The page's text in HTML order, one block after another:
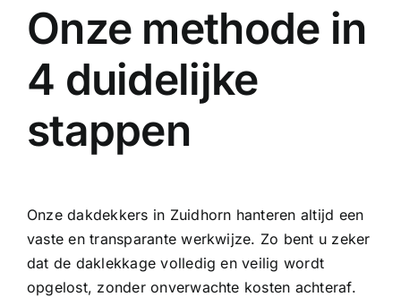
Onze methode in
4 duidelijke
stappen
Onze dakdekkers in Zuidhorn hanteren altijd een
vaste en transparante werkwijze. Zo bent u zeker
dat de daklekkage volledig en veilig wordt
opgelost, zonder onverwachte kosten achteraf.